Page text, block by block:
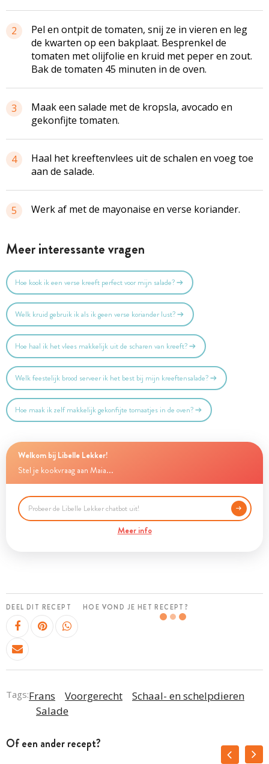
2
Pel en ontpit de tomaten, snij ze in vieren en leg
de kwarten op een bakplaat. Besprenkel de
tomaten met olijfolie en kruid met peper en zout.
Bak de tomaten 45 minuten in de oven.
3
Maak een salade met de kropsla, avocado en
gekonfijte tomaten.
4
Haal het kreeftenvlees uit de schalen en voeg toe
aan de salade.
5 Werk af met de mayonaise en verse koriander.
Meer interessante vragen
Hoe kook ik een verse kreeft perfect voor mijn salade?
Welk kruid gebruik ik als ik geen verse koriander lust?
Hoe haal ik het vlees makkelijk uit de scharen van kreeft?
Welk feestelijk brood serveer ik het best bij mijn kreeftensalade?
Hoe maak ik zelf makkelijk gekonfijte tomaatjes in de oven?
Welkom bij Libelle Lekker!
Stel je kookvraag aan Maia...
Meer info
DEEL DIT RECEPT HOE VOND JE HET RECEPT?
Tags:Frans Voorgerecht
Schaal- en schelpdieren
Salade
Of een ander recept?